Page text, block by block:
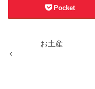
Pocket
お土産